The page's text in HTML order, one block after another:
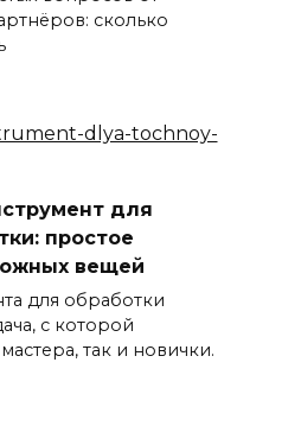
сколько
для
простое
вещей
для обработки
с которой
так и новички.